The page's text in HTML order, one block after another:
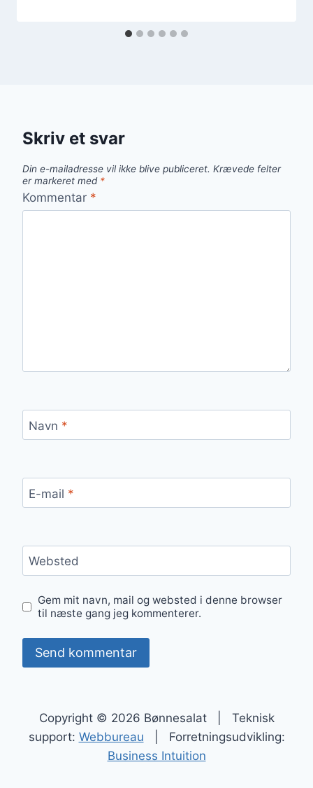
Skriv et svar
Din e-mailadresse vil ikke blive publiceret. Krævede felter
er markeret med *
Kommentar *
Navn *
E-mail *
Websted
Gem mit navn, mail og websted i denne browser
til næste gang jeg kommenterer.
Copyright © 2026 Bønnesalat | Teknisk
support: Webbureau | Forretningsudvikling:
Business Intuition